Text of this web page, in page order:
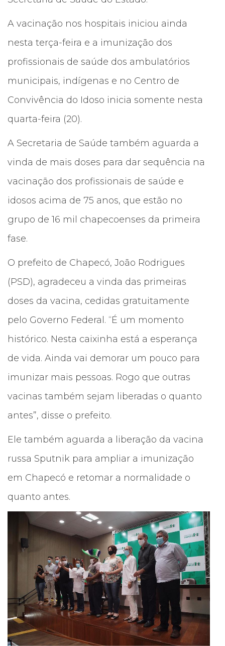
A vacinação nos hospitais iniciou ainda
nesta terça-feira e a imunização dos
profissionais de saúde dos ambulatórios
municipais, indígenas e no Centro de
Convivência do Idoso inicia somente nesta
quarta-feira (20).
A Secretaria de Saúde também aguarda a
vinda de mais doses para dar sequência na
vacinação dos profissionais de saúde e
idosos acima de 75 anos, que estão no
grupo de 16 mil chapecoenses da primeira
fase.
O prefeito de Chapecó, João Rodrigues
(PSD), agradeceu a vinda das primeiras
doses da vacina, cedidas gratuitamente
pelo Governo Federal. “É um momento
histórico. Nesta caixinha está a esperança
de vida. Ainda vai demorar um pouco para
imunizar mais pessoas. Rogo que outras
vacinas também sejam liberadas o quanto
antes”, disse o prefeito.
Ele também aguarda a liberação da vacina
russa Sputnik para ampliar a imunização
em Chapecó e retomar a normalidade o
quanto antes.